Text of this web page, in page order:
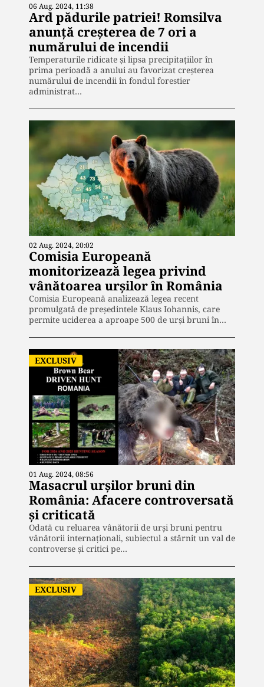
06 Aug. 2024, 11:38
Ard pădurile patriei! Romsilva
anunță creșterea de 7 ori a
numărului de incendii
Temperaturile ridicate și lipsa precipitațiilor în
prima perioadă a anului au favorizat creșterea
numărului de incendii în fondul forestier
administrat…
02 Aug. 2024, 20:02
Comisia Europeană
monitorizează legea privind
vânătoarea urșilor în România
Comisia Europeană analizează legea recent
promulgată de președintele Klaus Iohannis, care
permite uciderea a aproape 500 de urși bruni în…
EXCLUSIV
01 Aug. 2024, 08:56
Masacrul urșilor bruni din
România: Afacere controversată
și criticată
Odată cu reluarea vânătorii de urși bruni pentru
vânătorii internaționali, subiectul a stârnit un val de
controverse și critici pe…
EXCLUSIV